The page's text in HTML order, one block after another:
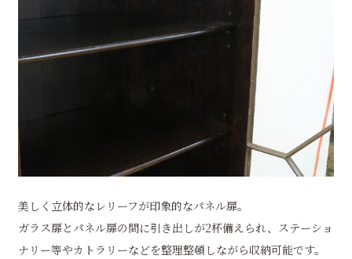
美しく立体的なレリーフが印象的なパネル扉。
ガラス扉とパネル扉の間に引き出しが2杯備えられ、ステーショ
ナリー等やカトラリーなどを整理整頓しながら収納可能です。